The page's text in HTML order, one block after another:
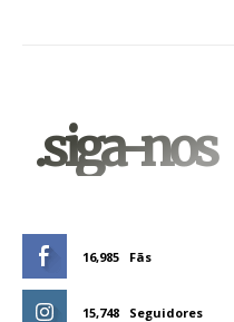
.siga-nos
16,985 Fãs
15,748 Seguidores